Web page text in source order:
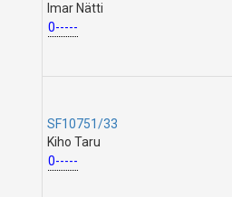
Imar Nätti
0-----
SF10751/33
Kiho Taru
0-----